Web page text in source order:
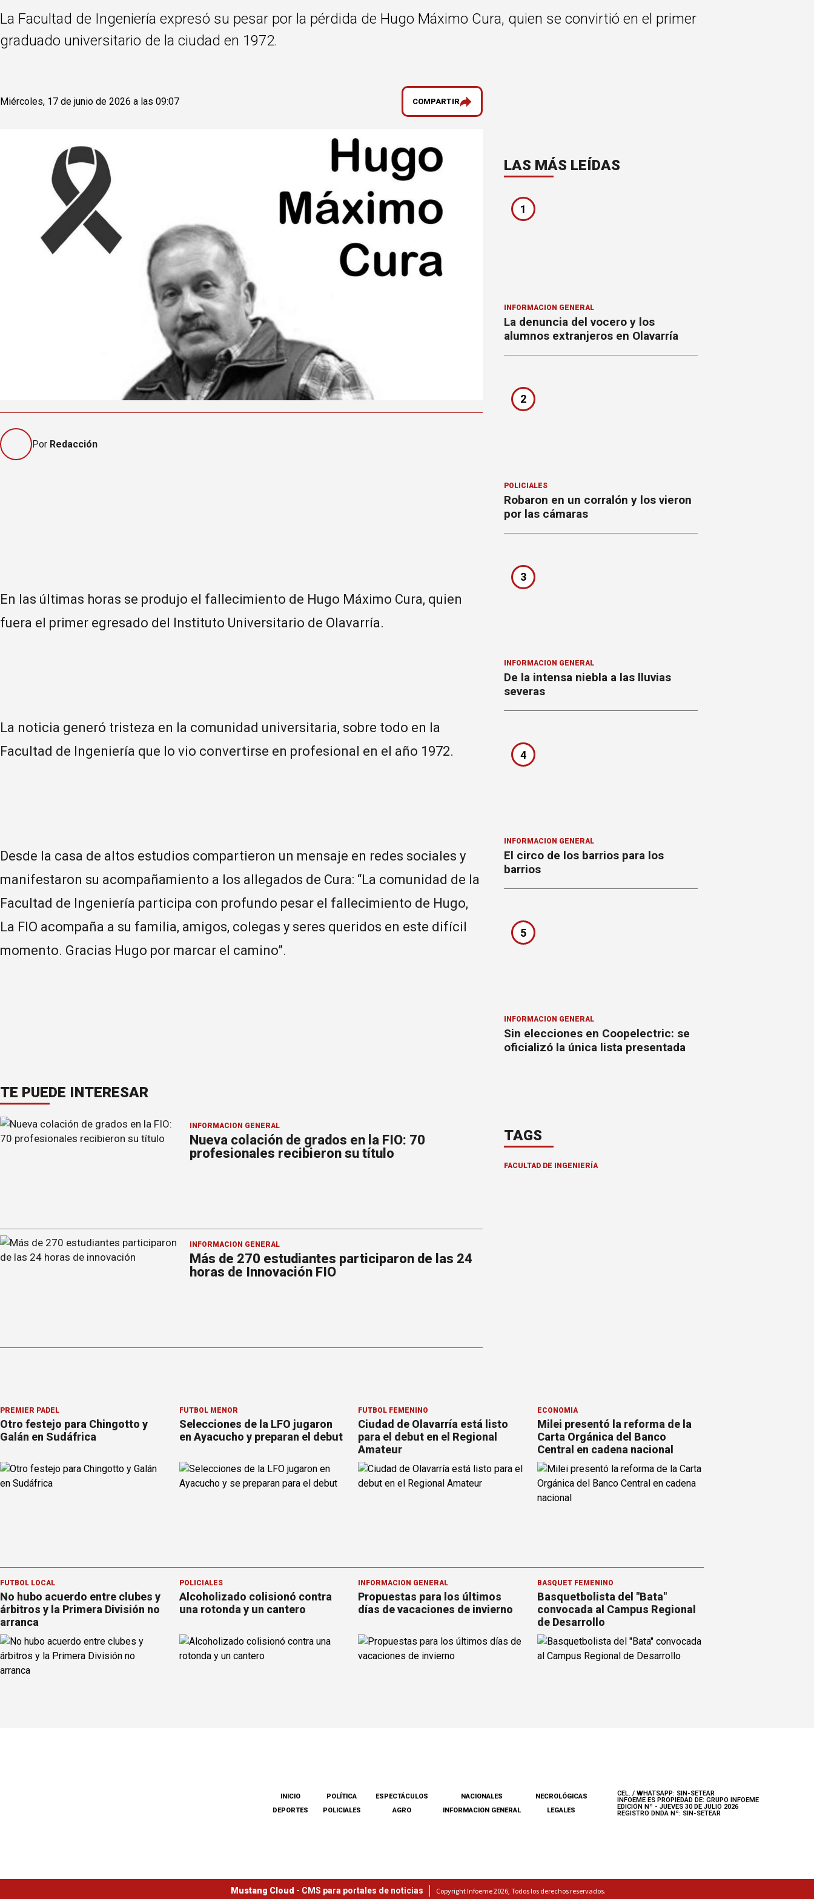
La Facultad de Ingeniería expresó su pesar por la pérdida de Hugo Máximo Cura, quien se convirtió en el primer
graduado universitario de la ciudad en 1972.
Miércoles, 17 de junio de 2026 a las 09:07 COMPARTIR
Por Redacción
En las últimas horas se produjo el fallecimiento de Hugo Máximo Cura, quien
fuera el primer egresado del Instituto Universitario de Olavarría.
La noticia generó tristeza en la comunidad universitaria, sobre todo en la
Facultad de Ingeniería que lo vio convertirse en profesional en el año 1972.
Desde la casa de altos estudios compartieron un mensaje en redes sociales y
manifestaron su acompañamiento a los allegados de Cura: “La comunidad de la
Facultad de Ingeniería participa con profundo pesar el fallecimiento de Hugo,
La FIO acompaña a su familia, amigos, colegas y seres queridos en este difícil
momento. Gracias Hugo por marcar el camino”.
TE PUEDE INTERESAR
INFORMACION GENERAL
Nueva colación de grados en la FIO: 70
profesionales recibieron su título
INFORMACION GENERAL
Más de 270 estudiantes participaron de las 24
horas de Innovación FIO
LAS MÁS LEÍDAS
1
INFORMACION GENERAL
La denuncia del vocero y los
alumnos extranjeros en Olavarría
2
POLICIALES
Robaron en un corralón y los vieron
por las cámaras
3
INFORMACION GENERAL
De la intensa niebla a las lluvias
severas
4
INFORMACION GENERAL
El circo de los barrios para los
barrios
5
INFORMACION GENERAL
Sin elecciones en Coopelectric: se
oficializó la única lista presentada
TAGS
FACULTAD DE INGENIERÍA
PREMIER PÁDEL
Otro festejo para Chingotto y
Galán en Sudáfrica
FÚTBOL MENOR
Selecciones de la LFO jugaron
en Ayacucho y preparan el debut
FÚTBOL FEMENINO
Ciudad de Olavarría está listo
para el debut en el Regional
Amateur
ECONOMÍA
Milei presentó la reforma de la
Carta Orgánica del Banco
Central en cadena nacional
FÚTBOL LOCAL
No hubo acuerdo entre clubes y
árbitros y la Primera División no
arranca
POLICIALES
Alcoholizado colisionó contra
una rotonda y un cantero
INFORMACION GENERAL
Propuestas para los últimos
días de vacaciones de invierno
BÁSQUET FEMENINO
Basquetbolista del "Bata"
convocada al Campus Regional
de Desarrollo
INICIO
DEPORTES
POLÍTICA
POLICIALES
ESPECTÁCULOS
AGRO
NACIONALES
INFORMACION GENERAL
NECROLÓGICAS
LEGALES
CEL. / WHATSAPP: SIN-SETEAR
INFOEME ES PROPIEDAD DE: GRUPO INFOEME
EDICIÓN Nº - JUEVES 30 DE JULIO 2026
REGISTRO DNDA Nº: SIN-SETEAR
Mustang Cloud - CMS para portales de noticias Copyright Infoeme 2026, Todos los derechos reservados.